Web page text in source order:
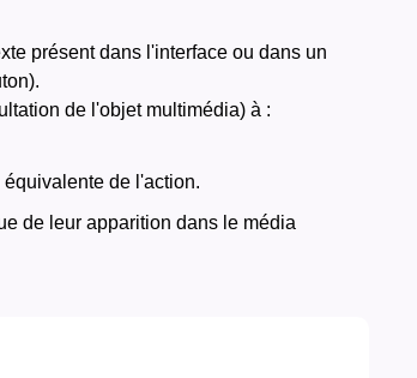
présent dans l'interface ou dans un
de l'objet multimédia) à :
de l'action.
de leur apparition dans le média